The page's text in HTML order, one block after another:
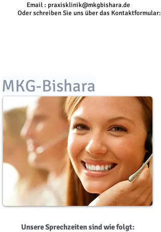
: praxisklinik@mkgbishara.de
schreiben Sie uns über das Kontaktformular:
MKG-Bishara
Unsere Sprechzeiten sind wie folgt: